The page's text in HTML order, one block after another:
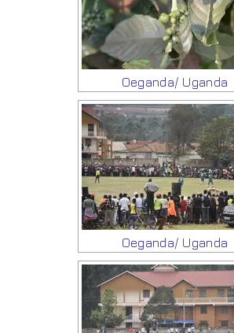
Oeganda/ Uganda
Oeganda/ Uganda